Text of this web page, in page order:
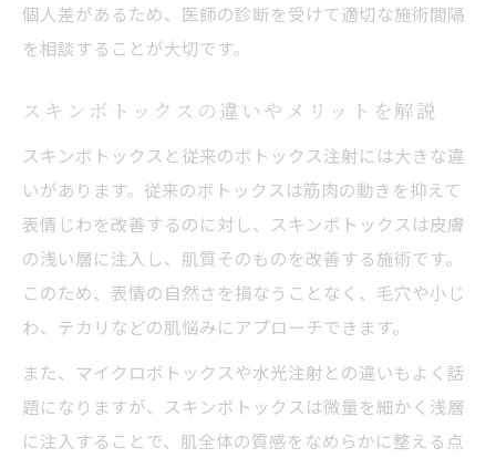
個人差があるため、医師の診断を受けて適切な施術間隔
を相談することが大切です。
スキンボトックスの違いやメリットを解説
スキンボトックスと従来のボトックス注射には大きな違
いがあります。従来のボトックスは筋肉の動きを抑えて
表情じわを改善するのに対し、スキンボトックスは皮膚
の浅い層に注入し、肌質そのものを改善する施術です。
このため、表情の自然さを損なうことなく、毛穴や小じ
わ、テカリなどの肌悩みにアプローチできます。
また、マイクロボトックスや水光注射との違いもよく話
題になりますが、スキンボトックスは微量を細かく浅層
に注入することで、肌全体の質感をなめらかに整える点